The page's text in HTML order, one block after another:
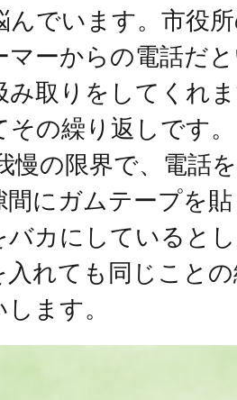
んでいます。市役
マーからの電話だ
み取りをしてくれ
の繰り返しです。
慢の限界で、電話
間にガムテープを
バカにしていると
入れても同じこと
ます。